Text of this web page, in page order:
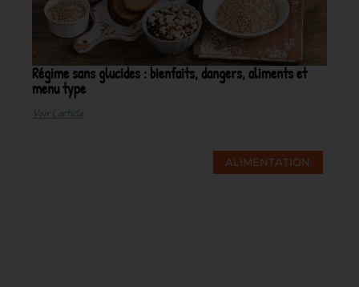
Régime sans glucides : bienfaits, dangers, aliments et
menu type
Voir L'article
ALIMENTATION